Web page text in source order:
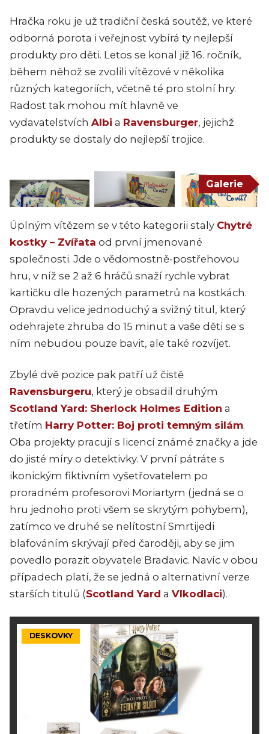
Hračka roku je už tradiční česká soutěž, ve které
odborná porota i veřejnost vybírá ty nejlepší
produkty pro děti. Letos se konal již 16. ročník,
během něhož se zvolili vítězové v několika
různých kategoriích, včetně té pro stolní hry.
Radost tak mohou mít hlavně ve
vydavatelstvích Albi a Ravensburger, jejichž
produkty se dostaly do nejlepší trojice.
Galerie
Úplným vítězem se v této kategorii staly Chytré
kostky – Zvířata od první jmenované
společnosti. Jde o vědomostně-postřehovou
hru, v níž se 2 až 6 hráčů snaží rychle vybrat
kartičku dle hozených parametrů na kostkách.
Opravdu velice jednoduchý a svižný titul, který
odehrajete zhruba do 15 minut a vaše děti se s
ním nebudou pouze bavit, ale také rozvíjet.
Zbylé dvě pozice pak patří už čistě
Ravensburgeru, který je obsadil druhým
Scotland Yard: Sherlock Holmes Edition a
třetím Harry Potter: Boj proti temným silám.
Oba projekty pracují s licencí známé značky a jde
do jisté míry o detektivky. V první pátráte s
ikonickým fiktivním vyšetřovatelem po
proradném profesorovi Moriartym (jedná se o
hru jednoho proti všem se skrytým pohybem),
zatímco ve druhé se nelítostní Smrtijedi
blafováním skrývají před čaroději, aby se jim
povedlo porazit obyvatele Bradavic. Navíc v obou
případech platí, že se jedná o alternativní verze
starších titulů (Scotland Yard a Vlkodlaci).
DESKOVKY